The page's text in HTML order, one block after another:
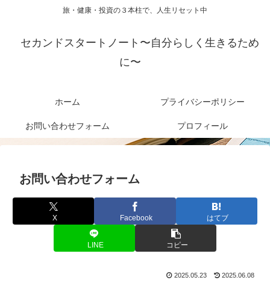
旅・健康・投資の３本柱で、人生リセット中
セカンドスタートノート〜自分らしく生きるため
に〜
ホーム プライバシーポリシー
お問い合わせフォーム プロフィール
お問い合わせフォーム
X Facebook はてブ
LINE コピー
2025.05.23 2025.06.08